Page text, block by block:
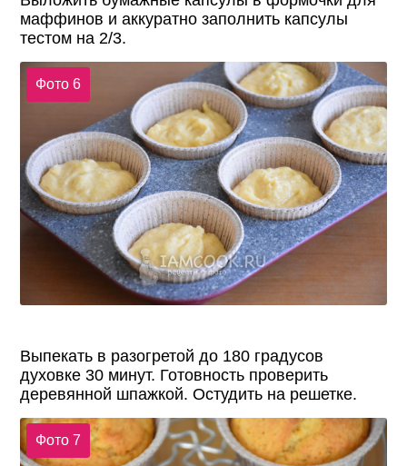
маффинов и аккуратно заполнить капсулы
тестом на 2/3.
Фото 6
Выпекать в разогретой до 180 градусов
духовке 30 минут. Готовность проверить
деревянной шпажкой. Остудить на решетке.
Фото 7